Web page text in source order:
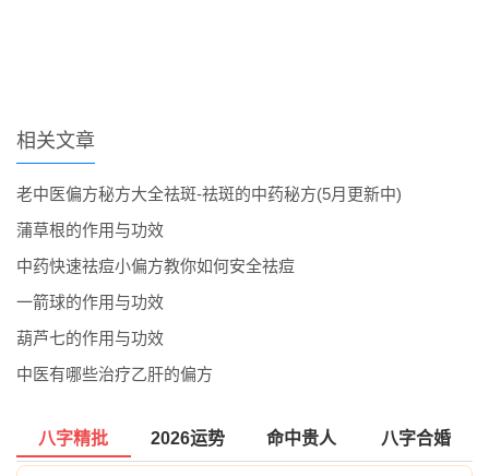
相关文章
老中医偏方秘方大全祛斑-祛斑的中药秘方(5月更新中)
蒲草根的作用与功效
中药快速祛痘小偏方教你如何安全祛痘
一箭球的作用与功效
葫芦七的作用与功效
中医有哪些治疗乙肝的偏方
八字精批 2026运势 命中贵人 八字合婚